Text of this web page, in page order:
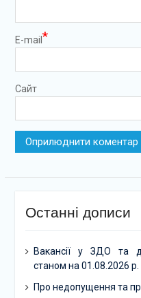
E-mail *
Сайт
Останні дописи
Вакансії у ЗДО та
станом на 01.08.2026 р.
Про недопущення та